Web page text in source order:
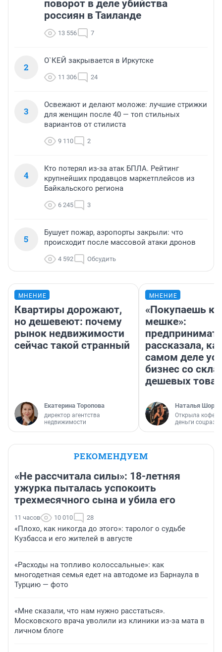
поворот в деле убийства
россиян в Таиланде
13 556 7
2
О`КЕЙ закрывается в Иркутске
11 306 24
3
Освежают и делают моложе: лучшие стрижки
для женщин после 40 — топ стильных
вариантов от стилиста
9 110 2
4
Кто потерял из-за атак БПЛА. Рейтинг
крупнейших продавцов маркетплейсов из
Байкальского региона
6 245 3
5
Бушует пожар, аэропорты закрыли: что
происходит после массовой атаки дронов
4 592 Обсудить
МНЕНИЕ
Квартиры дорожают,
но дешевеют: почему
рынок недвижимости
сейчас такой странный
Екатерина Торопова
директор агентства
недвижимости
МНЕНИЕ
«Покупаешь
мешке»:
рассказала,
самом деле
бизнес со
дешевых
Наталья
Открыла
деньги
РЕКОМЕНДУЕМ
«Не рассчитала силы»: 18-летняя
ужурка пыталась успокоить
трехмесячного сына и убила его
11 часов 10 010 28
«Плохо, как никогда до этого»: таролог о судьбе
Кузбасса и его жителей в августе
«Расходы на топливо колоссальные»: как
многодетная семья едет на автодоме из Барнаула в
Турцию — фото
«Мне сказали, что нам нужно расстаться».
Московского врача уволили из клиники из-за мата в
личном блоге